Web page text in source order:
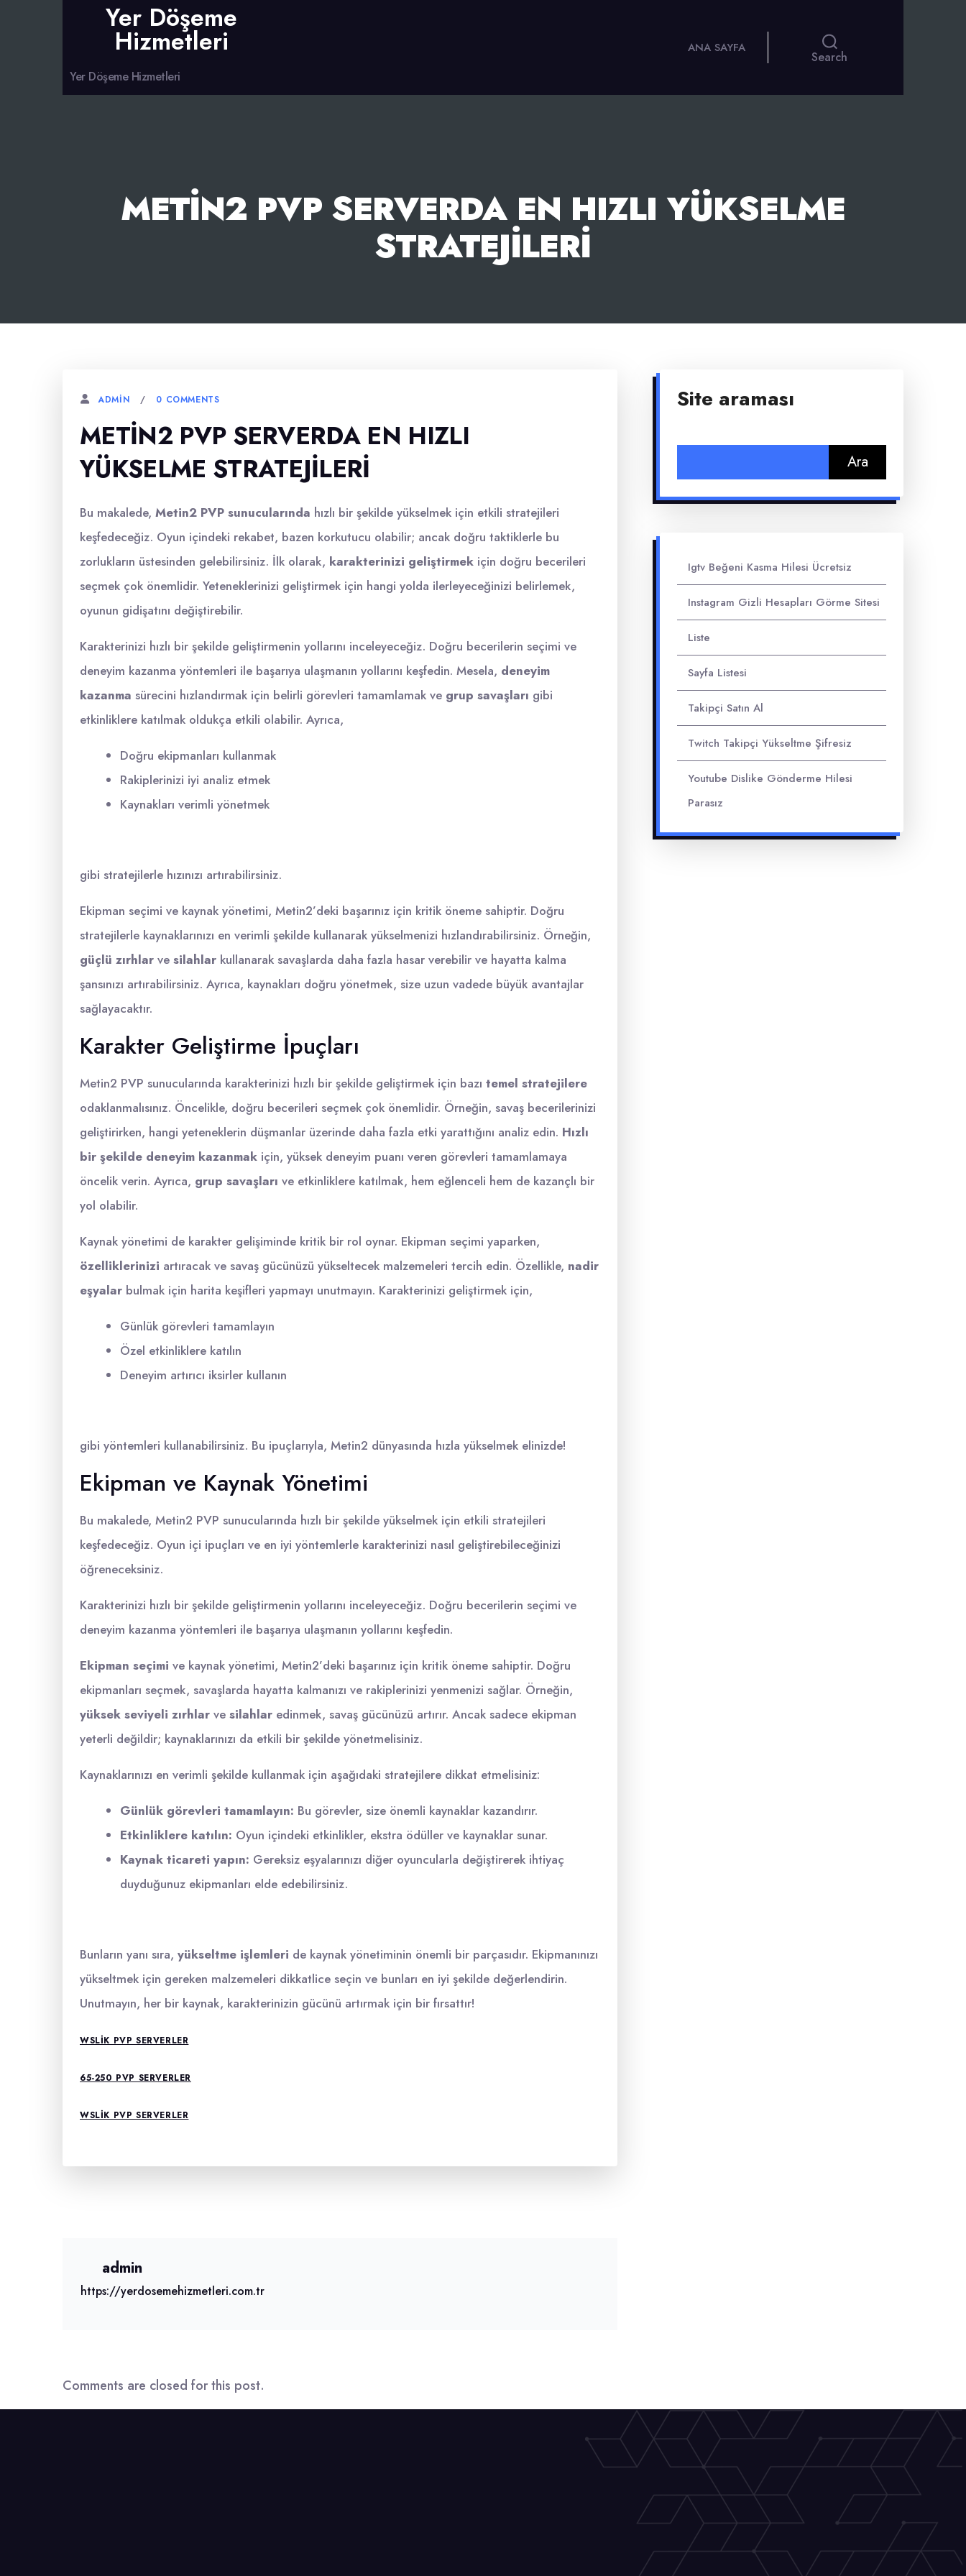
Yer Döşeme
Hizmetleri
Yer Döşeme Hizmetleri
ANA SAYFA
Search
METIN2 PVP SERVERDA EN HIZLI YÜKSELME
STRATEJILERI
ADMIN 0 COMMENTS
METIN2 PVP SERVERDA EN HIZLI
YÜKSELME STRATEJILERI
Bu makalede, Metin2 PVP sunucularında hızlı bir şekilde yükselmek için etkili stratejileri
keşfedeceğiz. Oyun içindeki rekabet, bazen korkutucu olabilir; ancak doğru taktiklerle bu
zorlukların üstesinden gelebilirsiniz. İlk olarak, karakterinizi geliştirmek için doğru becerileri
seçmek çok önemlidir. Yeteneklerinizi geliştirmek için hangi yolda ilerleyeceğinizi belirlemek,
oyunun gidişatını değiştirebilir.
Karakterinizi hızlı bir şekilde geliştirmenin yollarını inceleyeceğiz. Doğru becerilerin seçimi ve
deneyim kazanma yöntemleri ile başarıya ulaşmanın yollarını keşfedin. Mesela, deneyim
kazanma sürecini hızlandırmak için belirli görevleri tamamlamak ve grup savaşları gibi
etkinliklere katılmak oldukça etkili olabilir. Ayrıca,
Doğru ekipmanları kullanmak
Rakiplerinizi iyi analiz etmek
Kaynakları verimli yönetmek
gibi stratejilerle hızınızı artırabilirsiniz.
Ekipman seçimi ve kaynak yönetimi, Metin2’deki başarınız için kritik öneme sahiptir. Doğru
stratejilerle kaynaklarınızı en verimli şekilde kullanarak yükselmenizi hızlandırabilirsiniz. Örneğin,
güçlü zırhlar ve silahlar kullanarak savaşlarda daha fazla hasar verebilir ve hayatta kalma
şansınızı artırabilirsiniz. Ayrıca, kaynakları doğru yönetmek, size uzun vadede büyük avantajlar
sağlayacaktır.
Karakter Geliştirme İpuçları
Metin2 PVP sunucularında karakterinizi hızlı bir şekilde geliştirmek için bazı temel stratejilere
odaklanmalısınız. Öncelikle, doğru becerileri seçmek çok önemlidir. Örneğin, savaş becerilerinizi
geliştirirken, hangi yeteneklerin düşmanlar üzerinde daha fazla etki yarattığını analiz edin. Hızlı
bir şekilde deneyim kazanmak için, yüksek deneyim puanı veren görevleri tamamlamaya
öncelik verin. Ayrıca, grup savaşları ve etkinliklere katılmak, hem eğlenceli hem de kazançlı bir
yol olabilir.
Kaynak yönetimi de karakter gelişiminde kritik bir rol oynar. Ekipman seçimi yaparken,
özelliklerinizi artıracak ve savaş gücünüzü yükseltecek malzemeleri tercih edin. Özellikle, nadir
eşyalar bulmak için harita keşifleri yapmayı unutmayın. Karakterinizi geliştirmek için,
Günlük görevleri tamamlayın
Özel etkinliklere katılın
Deneyim artırıcı iksirler kullanın
gibi yöntemleri kullanabilirsiniz. Bu ipuçlarıyla, Metin2 dünyasında hızla yükselmek elinizde!
Ekipman ve Kaynak Yönetimi
Bu makalede, Metin2 PVP sunucularında hızlı bir şekilde yükselmek için etkili stratejileri
keşfedeceğiz. Oyun içi ipuçları ve en iyi yöntemlerle karakterinizi nasıl geliştirebileceğinizi
öğreneceksiniz.
Karakterinizi hızlı bir şekilde geliştirmenin yollarını inceleyeceğiz. Doğru becerilerin seçimi ve
deneyim kazanma yöntemleri ile başarıya ulaşmanın yollarını keşfedin.
Ekipman seçimi ve kaynak yönetimi, Metin2’deki başarınız için kritik öneme sahiptir. Doğru
ekipmanları seçmek, savaşlarda hayatta kalmanızı ve rakiplerinizi yenmenizi sağlar. Örneğin,
yüksek seviyeli zırhlar ve silahlar edinmek, savaş gücünüzü artırır. Ancak sadece ekipman
yeterli değildir; kaynaklarınızı da etkili bir şekilde yönetmelisiniz.
Kaynaklarınızı en verimli şekilde kullanmak için aşağıdaki stratejilere dikkat etmelisiniz:
Günlük görevleri tamamlayın: Bu görevler, size önemli kaynaklar kazandırır.
Etkinliklere katılın: Oyun içindeki etkinlikler, ekstra ödüller ve kaynaklar sunar.
Kaynak ticareti yapın: Gereksiz eşyalarınızı diğer oyuncularla değiştirerek ihtiyaç
duyduğunuz ekipmanları elde edebilirsiniz.
Bunların yanı sıra, yükseltme işlemleri de kaynak yönetiminin önemli bir parçasıdır. Ekipmanınızı
yükseltmek için gereken malzemeleri dikkatlice seçin ve bunları en iyi şekilde değerlendirin.
Unutmayın, her bir kaynak, karakterinizin gücünü artırmak için bir fırsattır!
WSLIK PVP SERVERLER
65-250 PVP SERVERLER
WSLIK PVP SERVERLER
admin
https://yerdosemehizmetleri.com.tr
Comments are closed for this post.
Site araması
Igtv Beğeni Kasma Hilesi Ücretsiz
Instagram Gizli Hesapları Görme Sitesi
Liste
Sayfa Listesi
Takipçi Satın Al
Twitch Takipçi Yükseltme Şifresiz
Youtube Dislike Gönderme Hilesi
Parasız